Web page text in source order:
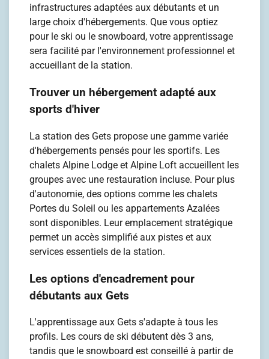
infrastructures adaptées aux débutants et un
large choix d'hébergements. Que vous optiez
pour le ski ou le snowboard, votre apprentissage
sera facilité par l'environnement professionnel et
accueillant de la station.
Trouver un hébergement adapté aux
sports d'hiver
La station des Gets propose une gamme variée
d'hébergements pensés pour les sportifs. Les
chalets Alpine Lodge et Alpine Loft accueillent les
groupes avec une restauration incluse. Pour plus
d'autonomie, des options comme les chalets
Portes du Soleil ou les appartements Azalées
sont disponibles. Leur emplacement stratégique
permet un accès simplifié aux pistes et aux
services essentiels de la station.
Les options d'encadrement pour
débutants aux Gets
L'apprentissage aux Gets s'adapte à tous les
profils. Les cours de ski débutent dès 3 ans,
tandis que le snowboard est conseillé à partir de